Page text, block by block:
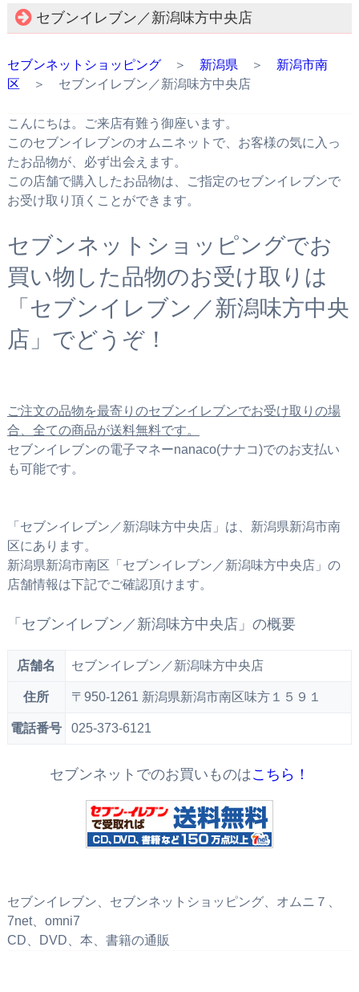
セブンイレブン／新潟味方中央店
セブンネットショッピング＞ 新潟県 ＞ 新潟市南
区 ＞ セブンイレブン／新潟味方中央店
こんにちは。ご来店有難う御座います。
このセブンイレブンのオムニネットで、お客様の気に入っ
たお品物が、必ず出会えます。
この店舗で購入したお品物は、ご指定のセブンイレブンで
お受け取り頂くことができます。
セブンネットショッピングでお
買い物した品物のお受け取りは
「セブンイレブン／新潟味方中央
店」でどうぞ！
ご注文の品物を最寄りのセブンイレブンでお受け取りの場
合、全ての商品が送料無料です。
セブンイレブンの電子マネーnanaco(ナナコ)でのお支払い
も可能です。
「セブンイレブン／新潟味方中央店」は、新潟県新潟市南
区にあります。
新潟県新潟市南区「セブンイレブン／新潟味方中央店」の
店舗情報は下記でご確認頂けます。
「セブンイレブン／新潟味方中央店」の概要
店舗名 セブンイレブン／新潟味方中央店
住所 〒950-1261 新潟県新潟市南区味方１５９１
電話番号 025-373-6121
セブンネットでのお買いものはこちら！
セブンイレブン、セブンネットショッピング、オムニ７、
7net、omni7
CD、DVD、本、書籍の通販